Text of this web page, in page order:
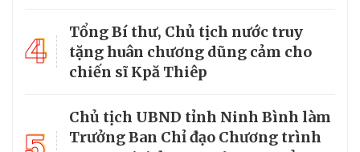
4
Tổng Bí thư, Chủ tịch nước truy
tặng huân chương dũng cảm cho
chiến sĩ Kpă Thiêp
Chủ tịch UBND tỉnh Ninh Bình làm
Trưởng Ban Chỉ đạo Chương trình